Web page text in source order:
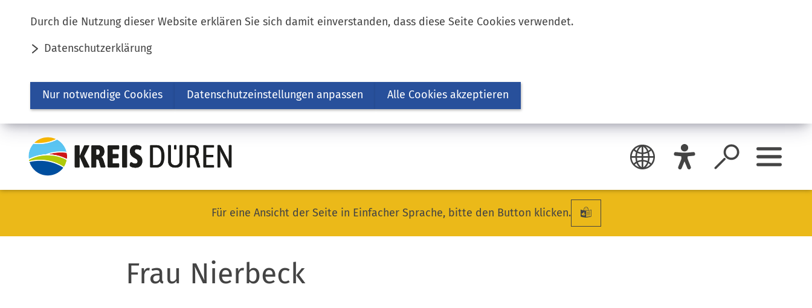
Durch die Nutzung dieser Website erklären Sie sich damit einverstanden, dass diese Seite Cookies verwendet.
Datenschutzerklärung
Nur notwendige Cookies Datenschutzeinstellungen anpassen Alle Cookies akzeptieren
Inhalt anspringen
Für eine Ansicht der Seite in Einfacher Sprache, bitte den Button klicken.
Frau Nierbeck